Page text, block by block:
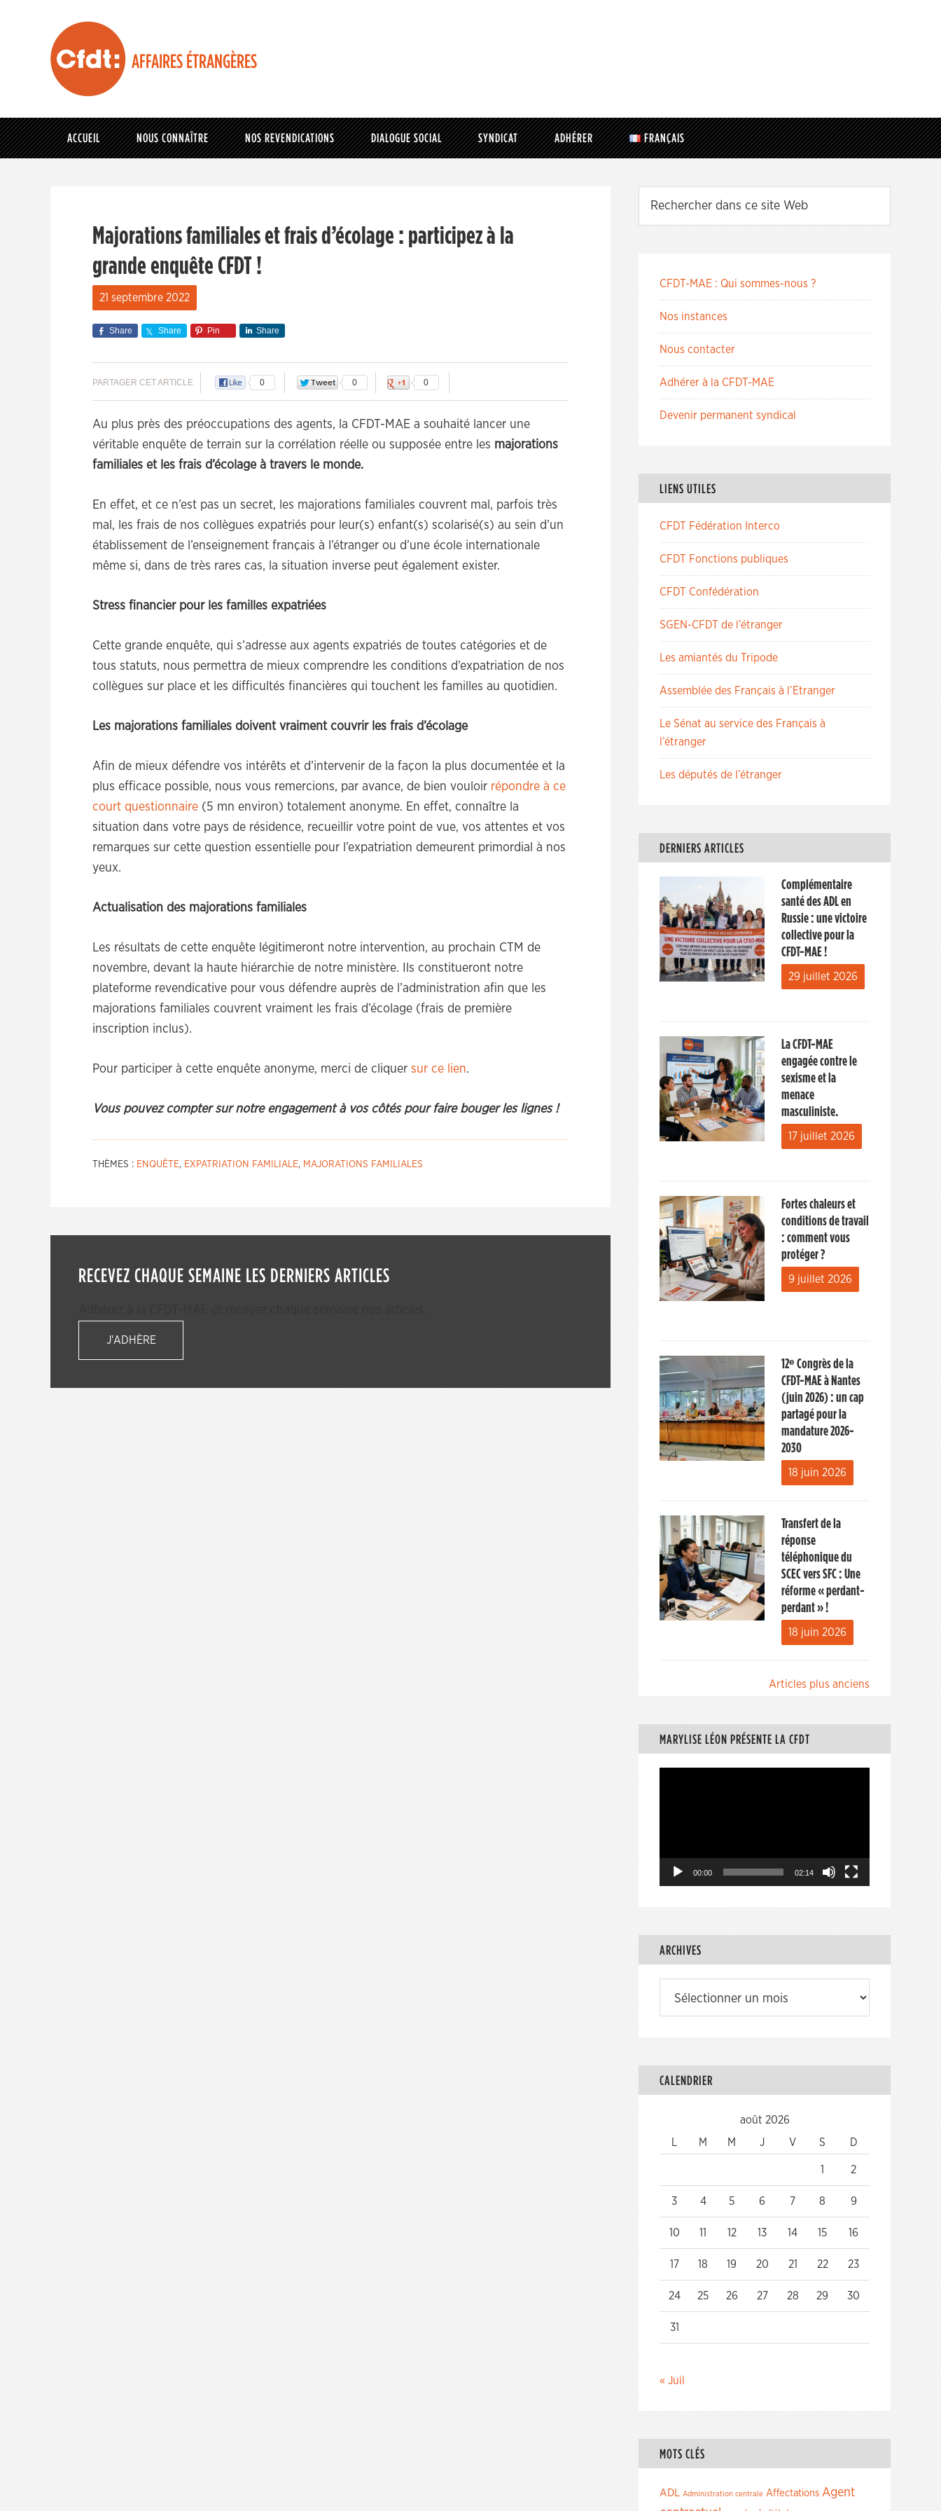
AFFAIRES ÉTRANGÈRES
ACCUEIL NOUS CONNAÎTRE NOS REVENDICATIONS DIALOGUE SOCIAL SYNDICAT ADHÉRER FRANÇAIS
Majorations familiales et frais d’écolage : participez à la
grande enquête CFDT !
21 septembre 2022
Share Share Pin Share
PARTAGER CET ARTICLE 0 0 0
Au plus près des préoccupations des agents, la CFDT-MAE a souhaité lancer une
véritable enquête de terrain sur la corrélation réelle ou supposée entre les majorations
familiales et les frais d’écolage à travers le monde.
En effet, et ce n’est pas un secret, les majorations familiales couvrent mal, parfois très
mal, les frais de nos collègues expatriés pour leur(s) enfant(s) scolarisé(s) au sein d’un
établissement de l’enseignement français à l’étranger ou d’une école internationale
même si, dans de très rares cas, la situation inverse peut également exister.
Stress financier pour les familles expatriées
Cette grande enquête, qui s’adresse aux agents expatriés de toutes catégories et de
tous statuts, nous permettra de mieux comprendre les conditions d’expatriation de nos
collègues sur place et les difficultés financières qui touchent les familles au quotidien.
Les majorations familiales doivent vraiment couvrir les frais d’écolage
Afin de mieux défendre vos intérêts et d’intervenir de la façon la plus documentée et la
plus efficace possible, nous vous remercions, par avance, de bien vouloir répondre à ce
court questionnaire (5 mn environ) totalement anonyme. En effet, connaître la
situation dans votre pays de résidence, recueillir votre point de vue, vos attentes et vos
remarques sur cette question essentielle pour l’expatriation demeurent primordial à nos
yeux.
Actualisation des majorations familiales
Les résultats de cette enquête légitimeront notre intervention, au prochain CTM de
novembre, devant la haute hiérarchie de notre ministère. Ils constitueront notre
plateforme revendicative pour vous défendre auprès de l’administration afin que les
majorations familiales couvrent vraiment les frais d’écolage (frais de première
inscription inclus).
Pour participer à cette enquête anonyme, merci de cliquer sur ce lien.
Vous pouvez compter sur notre engagement à vos côtés pour faire bouger les lignes !
THÈMES : ENQUÊTE, EXPATRIATION FAMILIALE, MAJORATIONS FAMILIALES
RECEVEZ CHAQUE SEMAINE LES DERNIERS ARTICLES
J'ADHÈRE
CFDT-MAE : Qui sommes-nous ?
Nos instances
Nous contacter
Adhérer à la CFDT-MAE
Devenir permanent syndical
LIENS UTILES
CFDT Fédération Interco
CFDT Fonctions publiques
CFDT Confédération
SGEN-CFDT de l’étranger
Les amiantés du Tripode
Assemblée des Français à l’Etranger
Le Sénat au service des Français à
l’étranger
Les députés de l’étranger
DERNIERS ARTICLES
Complémentaire
santé des ADL en
Russie : une victoire
collective pour la
CFDT-MAE !
29 juillet 2026
La CFDT-MAE
engagée contre le
sexisme et la
menace
masculiniste.
17 juillet 2026
Fortes chaleurs et
conditions de travail
: comment vous
protéger ?
9 juillet 2026
12ᵉ Congrès de la
CFDT-MAE à Nantes
(juin 2026) : un cap
partagé pour la
mandature 2026-
2030
18 juin 2026
Transfert de la
réponse
téléphonique du
SCEC vers SFC : Une
réforme « perdant-
perdant » !
18 juin 2026
articles
Articles plus anciens
MARYLISE LÉON PRÉSENTE LA CFDT
00:00 02:14
ARCHIVES
CALENDRIER
août 2026
M M J V S D
1 2
3 4 5 6 7 8 9
10 11 12 13 14 15 16
17 18 19 20 21 22 23
24 25 26 27 28 29 30
31
« Juil
MOTS CLÉS
ADL Administration centrale Affectations Agent